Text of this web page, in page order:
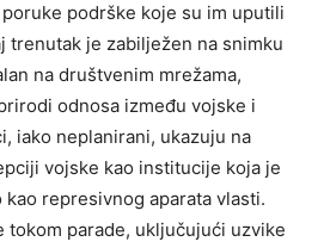
podrške koje su im uputili
trenutak je zabilježen na snimku
na društvenim mrežama,
odnosa između vojske i
iako neplanirani, ukazuju na
vojske kao institucije koja je
kao represivnog aparata vlasti.
tokom parade, uključujući uzvike